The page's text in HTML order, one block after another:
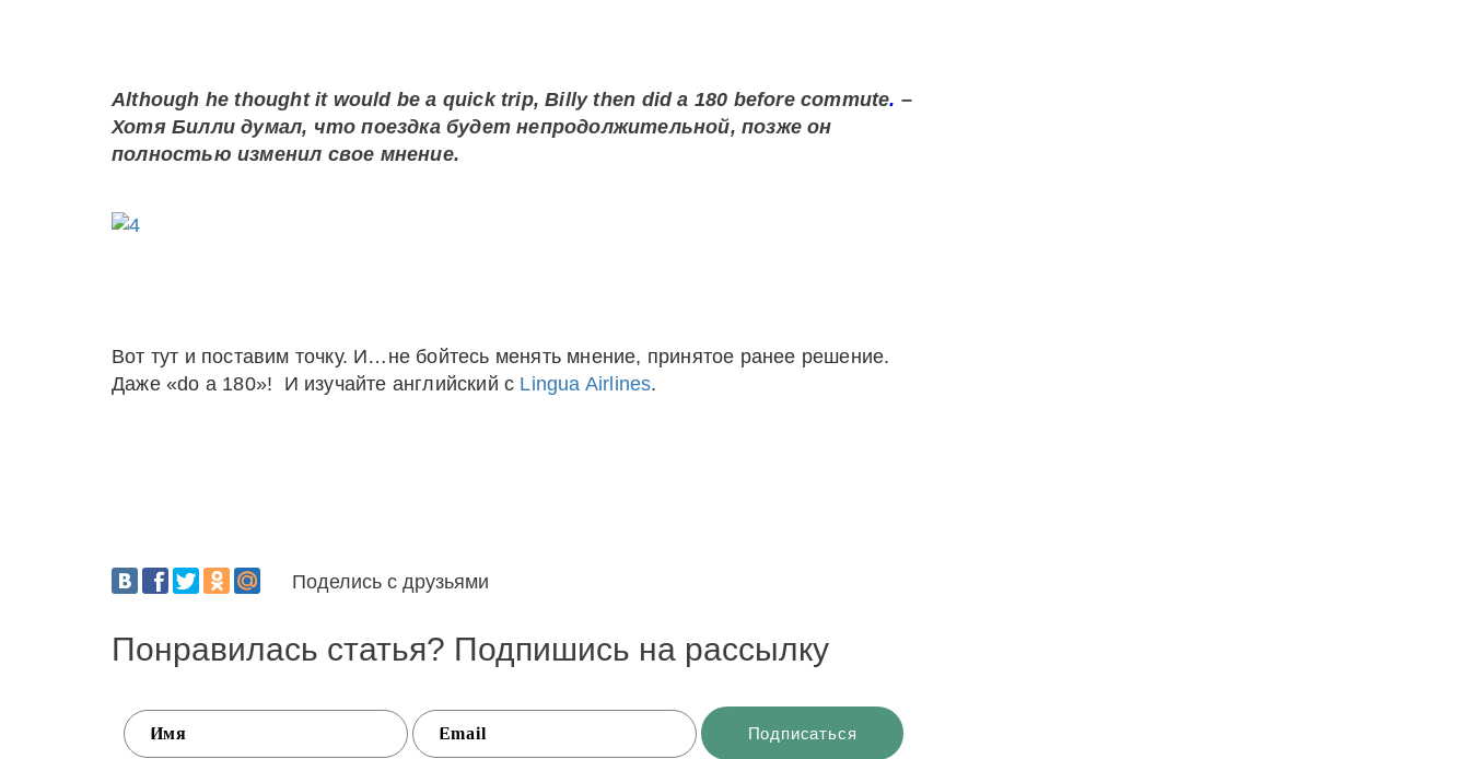
Although he thought it would be a quick trip,Billy then did a 180 before commute. –
Хотя Билли думал, что поездка будет непродолжительной, позже он
полностью изменил свое мнение.
Вот тут и поставим точку. И…не бойтесь менять мнение, принятое ранее решение.
Даже «do a 180»! И изучайте английский с Lingua Airlines.
Поделись с друзьями
Понравилась статья? Подпишись на рассылку